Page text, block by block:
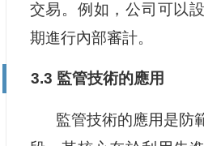
交易。例如，公司可以
期進行內部審計。
3.3 監管技術的應用
監管技術的應用是防